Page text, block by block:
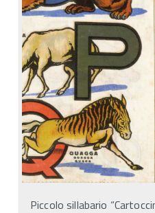
Piccolo sillabario